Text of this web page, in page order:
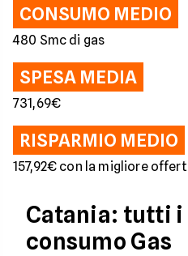
CONSUMO MEDIO
480 Smc di gas
SPESA MEDIA
731,69€
RISPARMIO MEDIO
157,92€ con la migliore
Catania: tutti i
consumo Gas